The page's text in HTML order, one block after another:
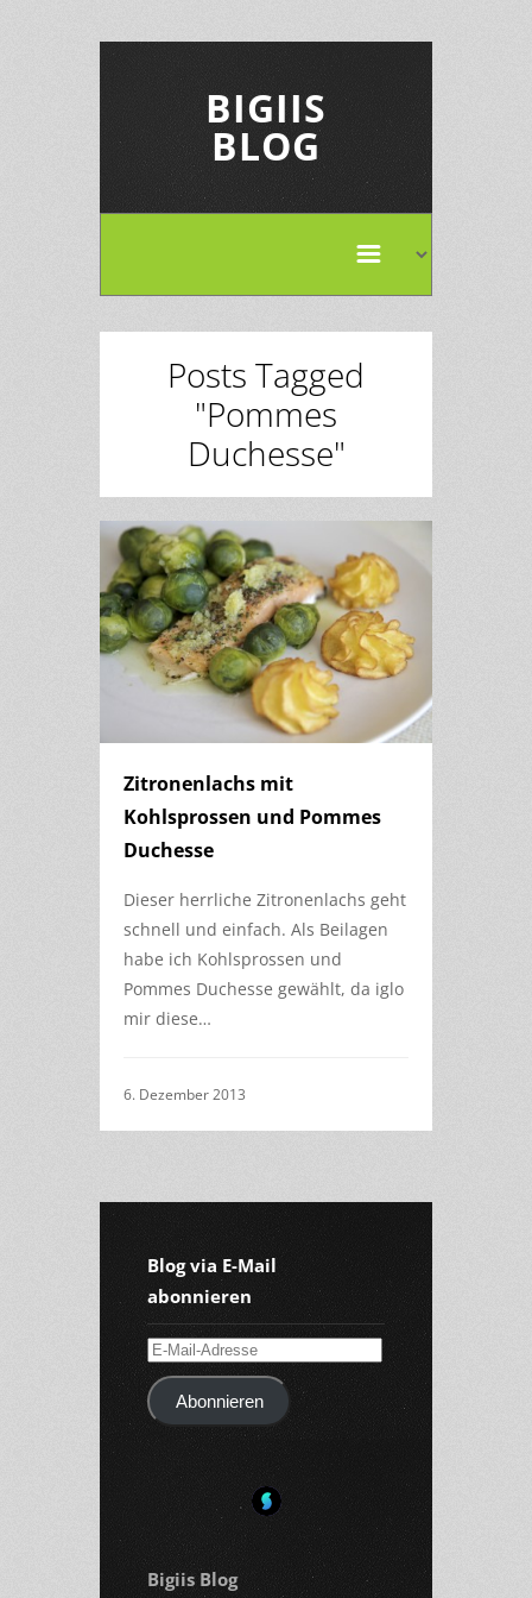
BIGIIS
BLOG
Posts Tagged
"Pommes
Duchesse"
Zitronenlachs mit
Kohlsprossen und Pommes
Duchesse
Dieser herrliche Zitronenlachs geht
schnell und einfach. Als Beilagen
habe ich Kohlsprossen und
Pommes Duchesse gewählt, da iglo
mir diese…
6. Dezember 2013
Blog via E-Mail
abonnieren
E-
Mail-
AdresseAbonnieren
Bigiis Blog